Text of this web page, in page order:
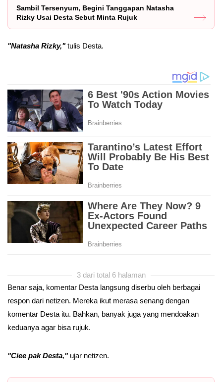
Sambil Tersenyum, Begini Tanggapan Natasha
Rizky Usai Desta Sebut Minta Rujuk
"Natasha Rizky," tulis Desta.
3 dari total 6 halaman
Benar saja, komentar Desta langsung diserbu oleh berbagai
respon dari netizen. Mereka ikut merasa senang dengan
komentar Desta itu. Bahkan, banyak juga yang mendoakan
keduanya agar bisa rujuk.
"Ciee pak Desta," ujar netizen.